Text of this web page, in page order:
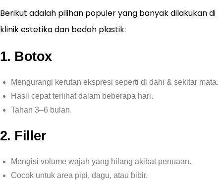
Berikut adalah pilihan populer yang banyak dilakukan di
klinik estetika dan bedah plastik:
1. Botox
Mengurangi kerutan ekspresi seperti di dahi & sekitar mata.
Hasil cepat terlihat dalam beberapa hari.
Tahan 3–6 bulan.
2. Filler
Mengisi volume wajah yang hilang akibat penuaan.
Cocok untuk area pipi, dagu, atau bibir.